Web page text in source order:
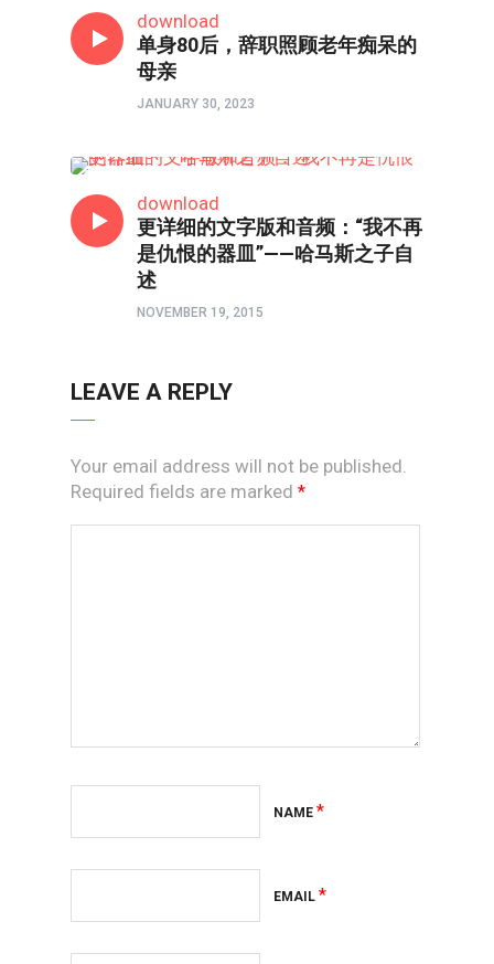
download
单身80后，辞职照顾老年痴呆的
母亲
JANUARY 30, 2023
download
更详细的文字版和音频：“我不再
是仇恨的器皿”——哈马斯之子自
述
NOVEMBER 19, 2015
LEAVE A REPLY
Your email address will not be published.
Required fields are marked *
NAME *
EMAIL *